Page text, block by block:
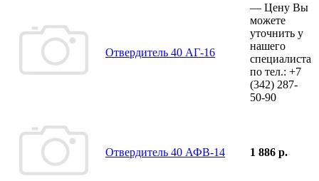
Отвердитель 40 АГ-16
— Цену Вы
можете
уточнить у
нашего
специалиста
по тел.: +7
(342) 287-
50-90
Отвердитель 40 АФВ-14 1 886 р.